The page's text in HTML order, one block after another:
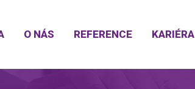
O NÁS REFERENCE KARIÉRA